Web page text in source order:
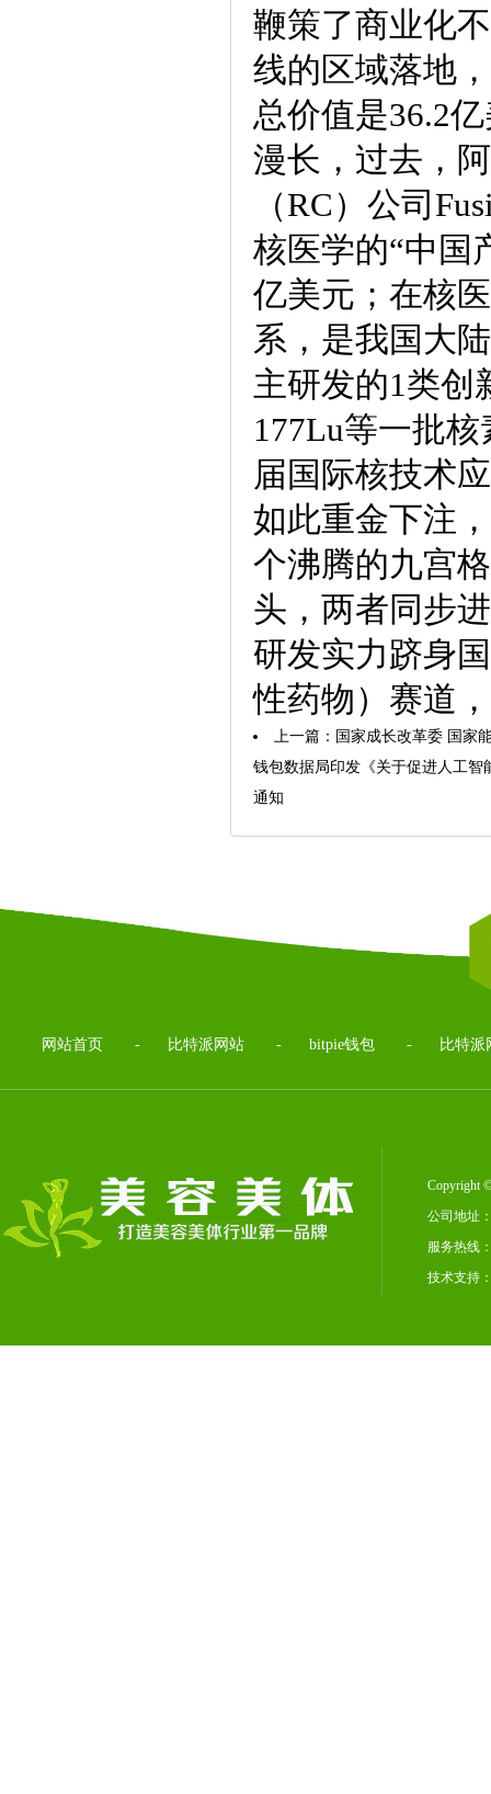
鞭策了商业化
线的区域落地
总价值是36.2
漫长，过去，
（RC）公司
核医学的“中国
亿美元；在核
系，是我国大
主研发的1类创
177Lu等一批
届国际核技术
如此重金下注
个沸腾的九宫
头，两者同步
研发实力跻身
性药物）赛道
上一篇： 国家成长改革委 国家
钱包数据局印发《关于促进人工
通知
网站首页 - 比特派网站 - bitpie钱包 - 比特
Copyright
公司地址
服务热线
技术支持